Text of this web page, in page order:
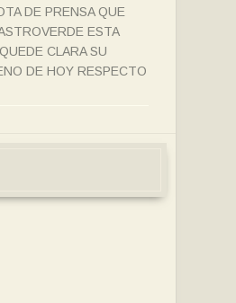
DE PRENSA QUE
ESTA
CLARA SU
DE HOY RESPECTO